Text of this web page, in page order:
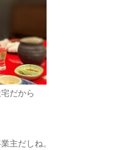
だから
主だしね。